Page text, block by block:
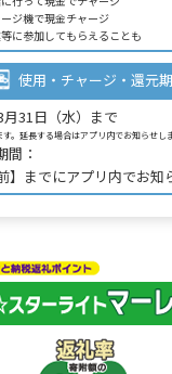
ジ機で現金チャージ
に参加してもらえることも
使用・チャージ・還元
31日（水）まで
。延長する場合はアプリ内でお知らせしま
間：
】までにアプリ内でお知